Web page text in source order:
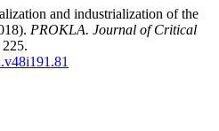
and industrialization of the
PROKLA. Journal of Critical